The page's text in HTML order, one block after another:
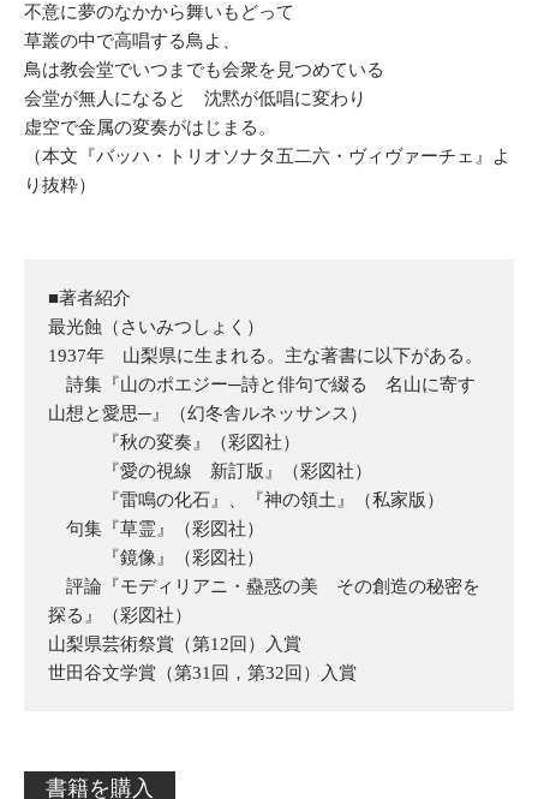
不意に夢のなかから舞いもどって
草叢の中で高唱する鳥よ、
鳥は教会堂でいつまでも会衆を見つめている
会堂が無人になると 沈黙が低唱に変わり
虚空で金属の変奏がはじまる。
（本文『バッハ・トリオソナタ五二六・ヴィヴァーチェ』よ
り抜粋）
■著者紹介
最光蝕（さいみつしょく）
1937年 山梨県に生まれる。主な著書に以下がある。
詩集『山のポエジー─詩と俳句で綴る 名山に寄す
山想と愛思─』（幻冬舎ルネッサンス）
『秋の変奏』（彩図社）
『愛の視線 新訂版』（彩図社）
『雷鳴の化石』、『神の領土』（私家版）
句集『草霊』（彩図社）
『鏡像』（彩図社）
評論『モディリアニ・蠱惑の美 その創造の秘密を
探る』（彩図社）
山梨県芸術祭賞（第12回）入賞
世田谷文学賞（第31回，第32回）入賞
書籍を購入